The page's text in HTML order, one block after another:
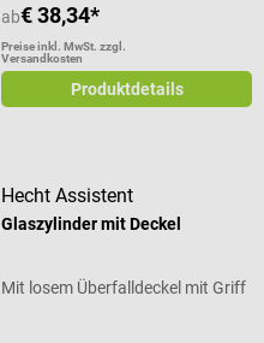
ab€ 38,34*
Preise inkl. MwSt. zzgl.
Versandkosten
Produktdetails
Hecht Assistent
Glaszylinder mit Deckel
Mit losem Überfalldeckel mit Griff